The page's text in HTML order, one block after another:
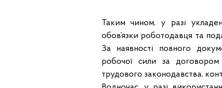
Таким чином, у разі
обов’язки роботодавця та
За наявності повного
робочої сили за
трудового законодавства,